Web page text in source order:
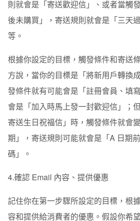
則就會是「寄送歡迎信」、或者當觸
後未購買」，寄送規則就會是「三天
等。
根據你設定的目標，觸發條件和寄送
方說，當你的目標是「將新用戶轉換
發條件就有可能會是「註冊會員、填
會是「加入時馬上發一封歡迎信」；
寄送生日祝福信」時，觸發條件就會
期」，寄送規則可能就會是「A 日期
碼」。
4.確認 Email 內容、提供優惠
記住你在第一步驟所設定的目標，根
容和提供給消費者的優惠。假設你希